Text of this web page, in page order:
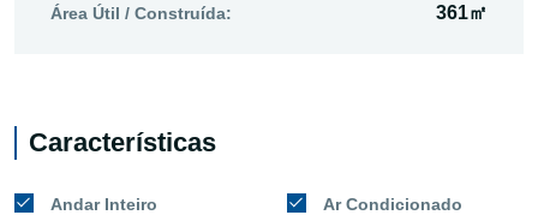
Área Útil / Construída: 361㎡
Características
Andar Inteiro Ar Condicionado